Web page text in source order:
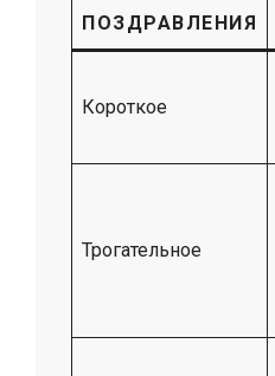
ПОЗДРАВЛЕНИЯ
Короткое
Трогательное